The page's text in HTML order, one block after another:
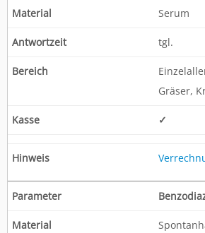
Serum
tgl.
Gräser,
✓